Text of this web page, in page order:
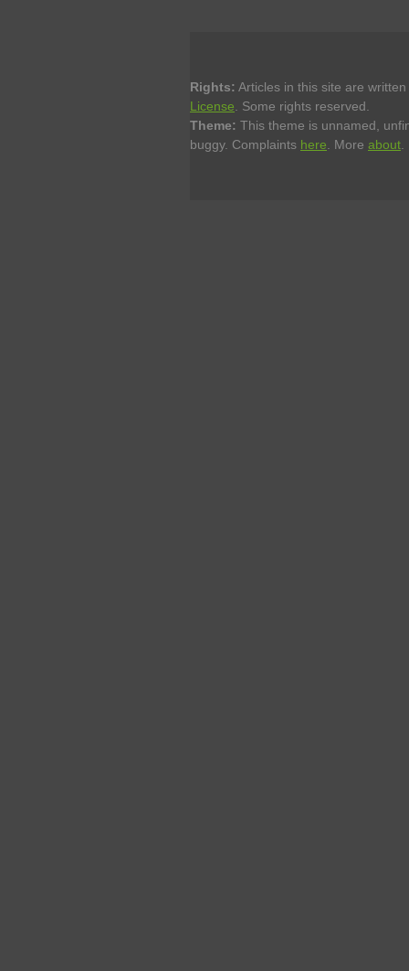
Rights: Articles in this site are
License . Some rights reserved.
Theme: This theme is unnamed,
buggy. Complaints here . More about